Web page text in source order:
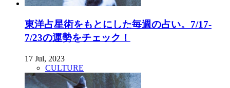
東洋占星術をもとにした毎週の占い。7/17-
7/23の運勢をチェック！
17 Jul, 2023
CULTURE